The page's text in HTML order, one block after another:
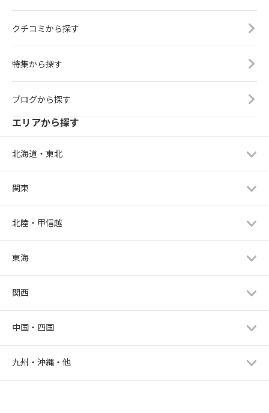
クチコミから探す
特集から探す
ブログから探す
エリアから探す
北海道・東北
関東
北陸・甲信越
東海
関西
中国・四国
九州・沖縄・他